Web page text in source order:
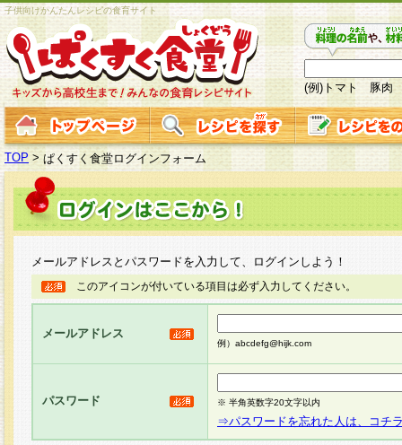
子供向けかんたんレシピの食育サイト
(例)トマト 豚肉
TOP > ぱくすく食堂ログインフォーム
メールアドレスとパスワードを入力して、ログインしよう！
このアイコンが付いている項目は必ず入力してください。
メールアドレス
例）abcdefg@hijk.com
パスワード ※ 半角英数字20文字以内
⇒パスワードを忘れた人は、コチ